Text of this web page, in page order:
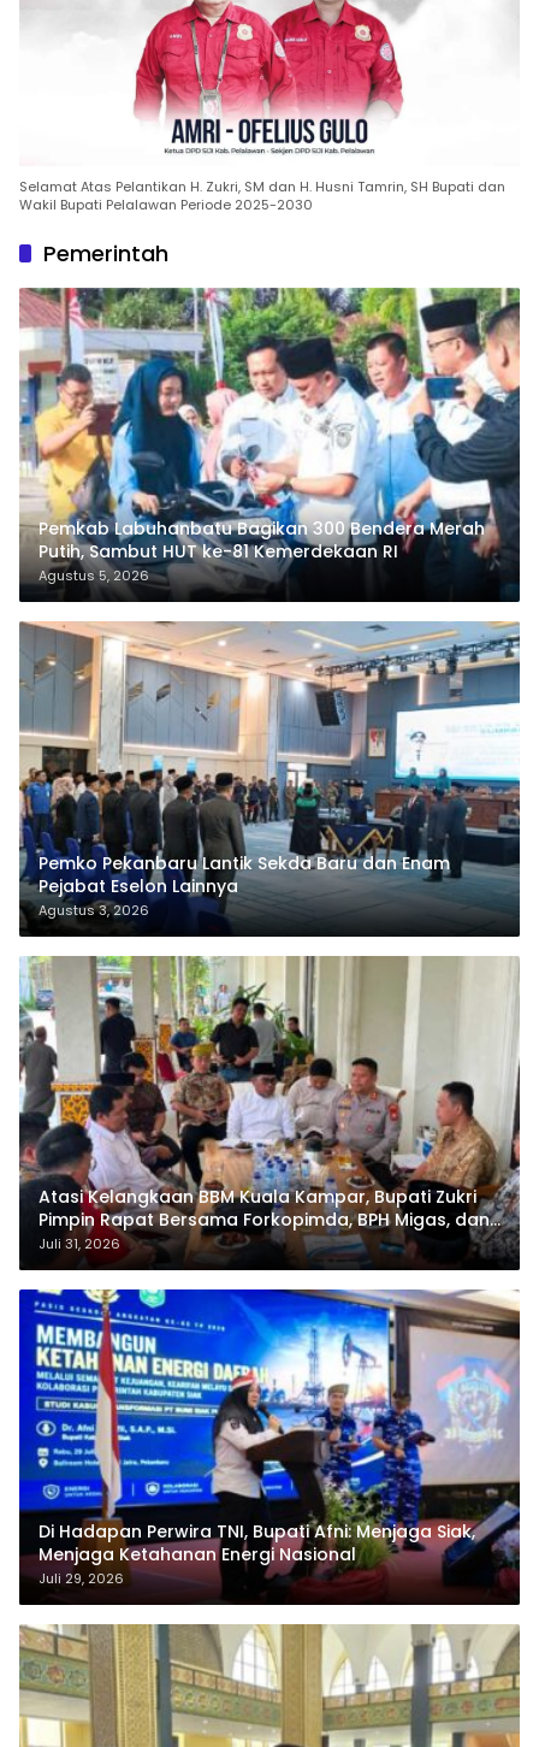
Selamat Atas Pelantikan H. Zukri, SM dan H. Husni Tamrin, SH Bupati dan
Wakil Bupati Pelalawan Periode 2025-2030
Pemerintah
Pemkab Labuhanbatu Bagikan 300 Bendera Merah
Putih, Sambut HUT ke-81 Kemerdekaan RI
Agustus 5, 2026
Pemko Pekanbaru Lantik Sekda Baru dan Enam
Pejabat Eselon Lainnya
Agustus 3, 2026
Atasi Kelangkaan BBM Kuala Kampar, Bupati Zukri
Pimpin Rapat Bersama Forkopimda, BPH Migas, dan
Pertamina
Juli 31, 2026
Di Hadapan Perwira TNI, Bupati Afni: Menjaga Siak,
Menjaga Ketahanan Energi Nasional
Juli 29, 2026